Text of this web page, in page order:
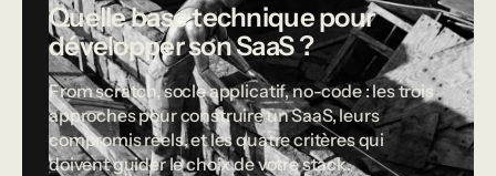
Quelle base technique pour
développer son SaaS ?
From scratch, socle applicatif, no-code : les trois
approches pour construire un SaaS, leurs
compromis réels, et les quatre critères qui
doivent guider le choix de votre stack.